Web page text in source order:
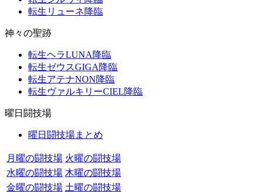
転生リューネ降臨
神々の聖跡
転生ヘラLUNA降臨
転生ゼウスGIGA降臨
転生アテナNON降臨
転生ヴァルキリーCIEL降臨
曜日闘技場
曜日闘技場まとめ
月曜の闘技場 火曜の闘技場
水曜の闘技場 木曜の闘技場
金曜の闘技場 土曜の闘技場